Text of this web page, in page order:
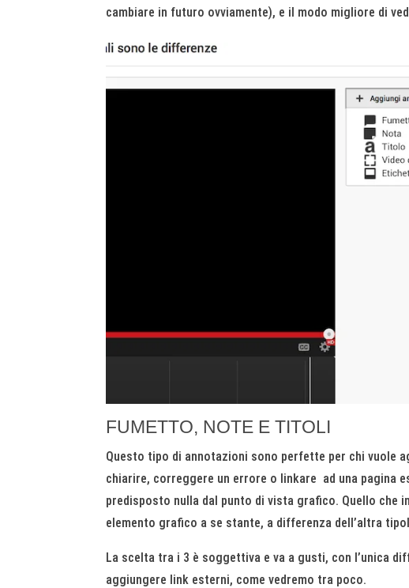
cambiare in futuro ovviamente), e il modo migliore di
FUMETTO, NOTE E TITOLI
Questo tipo di annotazioni sono perfette per chi vuole
chiarire, correggere un errore o linkare ad una pagina
predisposto nulla dal punto di vista grafico. Quello che
elemento grafico a se stante, a differenza dell’altra
La scelta tra i 3 è soggettiva e va a gusti, con l’unica
aggiungere link esterni, come vedremo tra poco.